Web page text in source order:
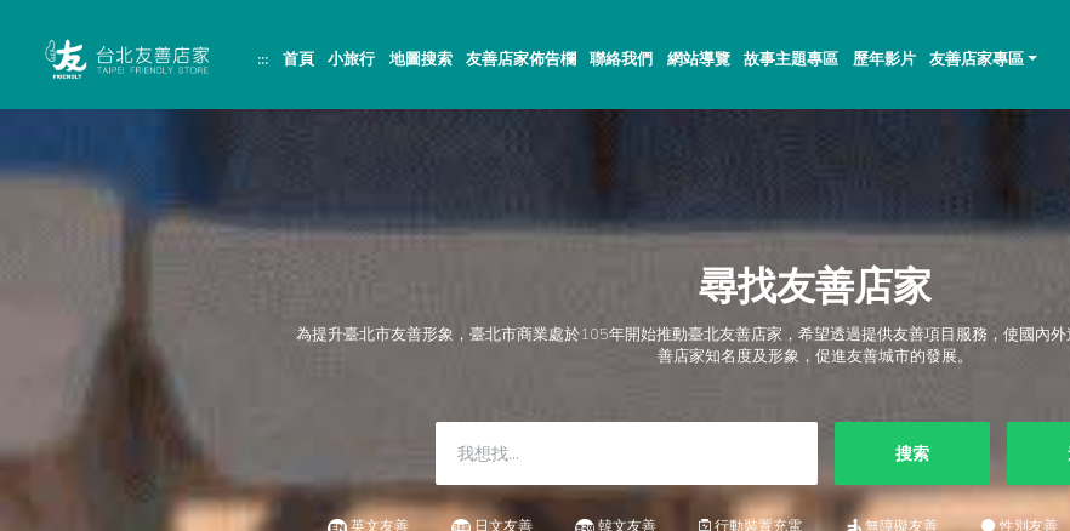
容
::: 首頁 小旅行 地圖搜索 友善店家佈告欄 聯絡我們 網站導覽 故事主題專區 歷年影片 友善店家專區
尋找友善店家
為提升臺北市友善形象，臺北市商業處於105年開始推動臺北友善店家，希望透過提供友善項目服務，使國內
善店家知名度及形象，促進友善城市的發展。
搜索
英文友善 日文友善 韓文友善 行動裝置充電 無障礙友善 性別友善